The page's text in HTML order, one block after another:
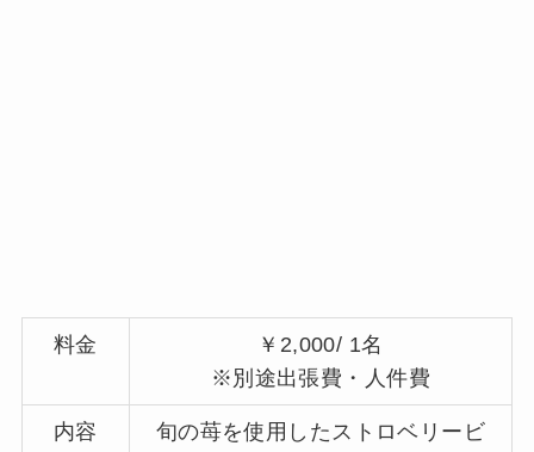
料金
￥2,000/ 1名
※別途出張費・人件費
内容
旬の苺を使用したストロベリービ